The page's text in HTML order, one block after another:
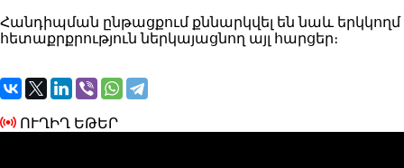
Հանդիպման ընթացքում քննարկվել են նաև երկկողմ
հետաքրքրություն ներկայացնող այլ հարցեր։
ՈՒՂԻՂ ԵԹԵՐ